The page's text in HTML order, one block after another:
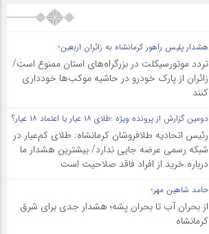
هشدار پلیس راهور کرمانشاه به زائران اربعین؛
تردد موتورسیکلت در بزرگراه‌های استان ممنوع است/
زائران از پارک خودرو در حاشیه موکب‌ها خودداری
کنند
دومین گزارش از پرونده ویژه :طلای ۱۸ عیار یا اعتماد ۱۸ عیار؟
رئیس اتحادیه طلافروشان کرمانشاه: طلای کم‌عیار در
شبکه رسمی عرضه جایی ندارد/ بیشترین هشدار ما
درباره خرید از افراد فاقد صلاحیت است
حامد شاهین مهر؛
از بحران آب تا بحران پشه؛ هشدار جدی برای شرق
کرمانشاه